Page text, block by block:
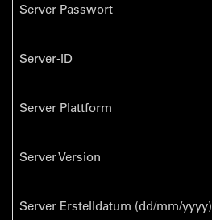
Server Passwort
Server-ID
Server Plattform
Server Version
Server Erstelldatum (dd/mm/yyyy)